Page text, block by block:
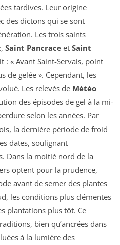
tardives. Leur origine
des dictons qui se sont
Les trois saints
, Saint Pancrace et Saint
: « Avant Saint-Servais, point
de gelée ». Cependant, les
Les relevés de Météo
des épisodes de gel à la mi-
selon les années. Par
la dernière période de froid
dates, soulignant
Dans la moitié nord de la
optent pour la prudence,
avant de semer des plantes
les conditions plus clémentes
plantations plus tôt. Ce
bien qu’ancrées dans
à la lumière des